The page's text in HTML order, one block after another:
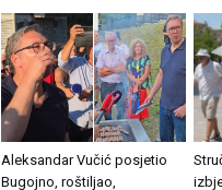
Aleksandar Vučić posjetio
Bugojno, roštiljao,